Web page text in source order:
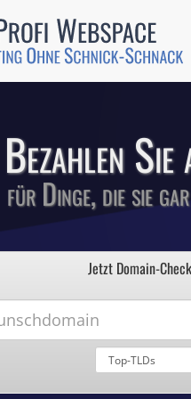
Günstige
Comodo-
Bezahlen
für Dinge, die sie
Profi
Hosting ohne
Domains für
2
3
5
Jetzt Domain-